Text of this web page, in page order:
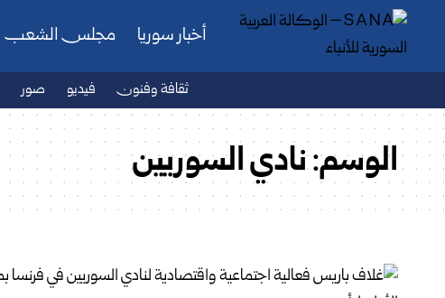
أخبار سوريا مجلس الشعب
ثقافة وفنون فيديو صور
الوسم:نادي السوريين